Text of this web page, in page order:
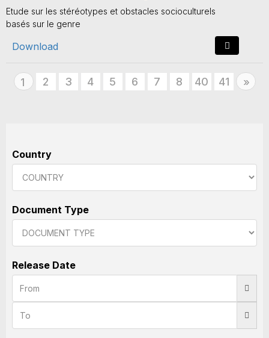
Etude sur les stéréotypes et obstacles socioculturels
basés sur le genre
Download
1 2 3 4 5 6 7 8 40 41 »
Country
Document Type
Release Date